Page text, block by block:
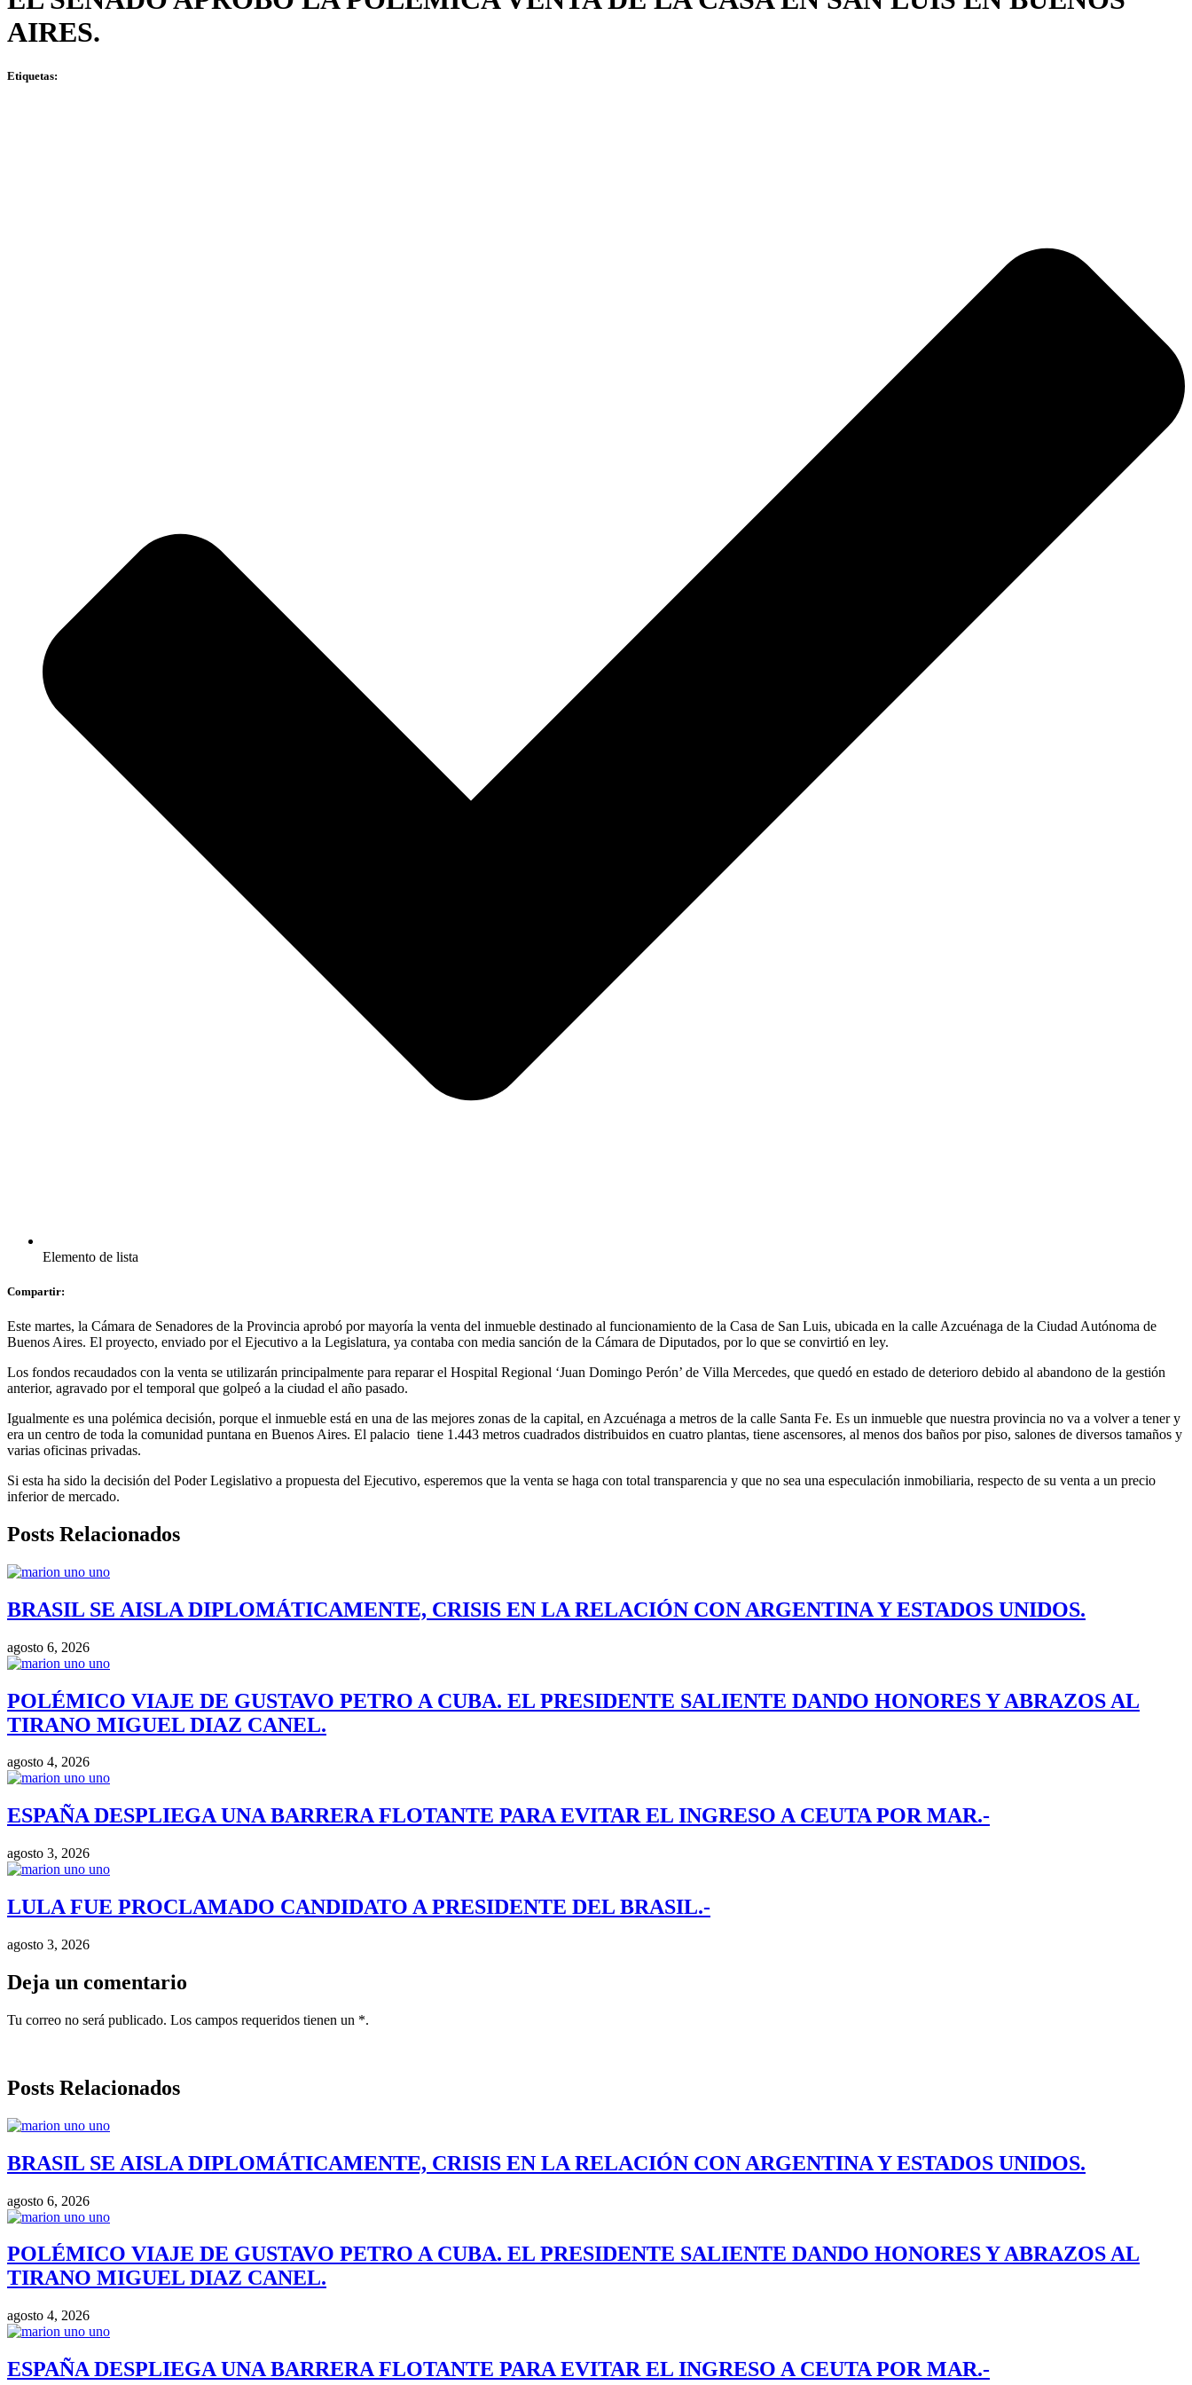
AIRES.
Etiquetas:
Elemento de lista
Compartir:
Este martes, la Cámara de Senadores de la Provincia aprobó por mayoría la venta del inmueble destinado al funcionamiento de la Casa de San Luis, ubicada en la calle Azcuénaga de la Ciudad Autónoma de
Buenos Aires. El proyecto, enviado por el Ejecutivo a la Legislatura, ya contaba con media sanción de la Cámara de Diputados, por lo que se convirtió en ley.
Los fondos recaudados con la venta se utilizarán principalmente para reparar el Hospital Regional ‘Juan Domingo Perón’ de Villa Mercedes, que quedó en estado de deterioro debido al abandono de la gestión
anterior, agravado por el temporal que golpeó a la ciudad el año pasado.
Igualmente es una polémica decisión, porque el inmueble está en una de las mejores zonas de la capital, en Azcuénaga a metros de la calle Santa Fe. Es un inmueble que nuestra provincia no va a volver a tener y
era un centro de toda la comunidad puntana en Buenos Aires. El palacio tiene 1.443 metros cuadrados distribuidos en cuatro plantas, tiene ascensores, al menos dos baños por piso, salones de diversos tamaños y
varias oficinas privadas.
Si esta ha sido la decisión del Poder Legislativo a propuesta del Ejecutivo, esperemos que la venta se haga con total transparencia y que no sea una especulación inmobiliaria, respecto de su venta a un precio
inferior de mercado.
Posts Relacionados
BRASIL SE AISLA DIPLOMÁTICAMENTE, CRISIS EN LA RELACIÓN CON ARGENTINA Y ESTADOS UNIDOS.
agosto 6, 2026
POLÉMICO VIAJE DE GUSTAVO PETRO A CUBA. EL PRESIDENTE SALIENTE DANDO HONORES Y ABRAZOS AL
TIRANO MIGUEL DIAZ CANEL.
agosto 4, 2026
ESPAÑA DESPLIEGA UNA BARRERA FLOTANTE PARA EVITAR EL INGRESO A CEUTA POR MAR.-
agosto 3, 2026
LULA FUE PROCLAMADO CANDIDATO A PRESIDENTE DEL BRASIL.-
agosto 3, 2026
Deja un comentario
Tu correo no será publicado. Los campos requeridos tienen un *.
Posts Relacionados
BRASIL SE AISLA DIPLOMÁTICAMENTE, CRISIS EN LA RELACIÓN CON ARGENTINA Y ESTADOS UNIDOS.
agosto 6, 2026
POLÉMICO VIAJE DE GUSTAVO PETRO A CUBA. EL PRESIDENTE SALIENTE DANDO HONORES Y ABRAZOS AL
TIRANO MIGUEL DIAZ CANEL.
agosto 4, 2026
ESPAÑA DESPLIEGA UNA BARRERA FLOTANTE PARA EVITAR EL INGRESO A CEUTA POR MAR.-